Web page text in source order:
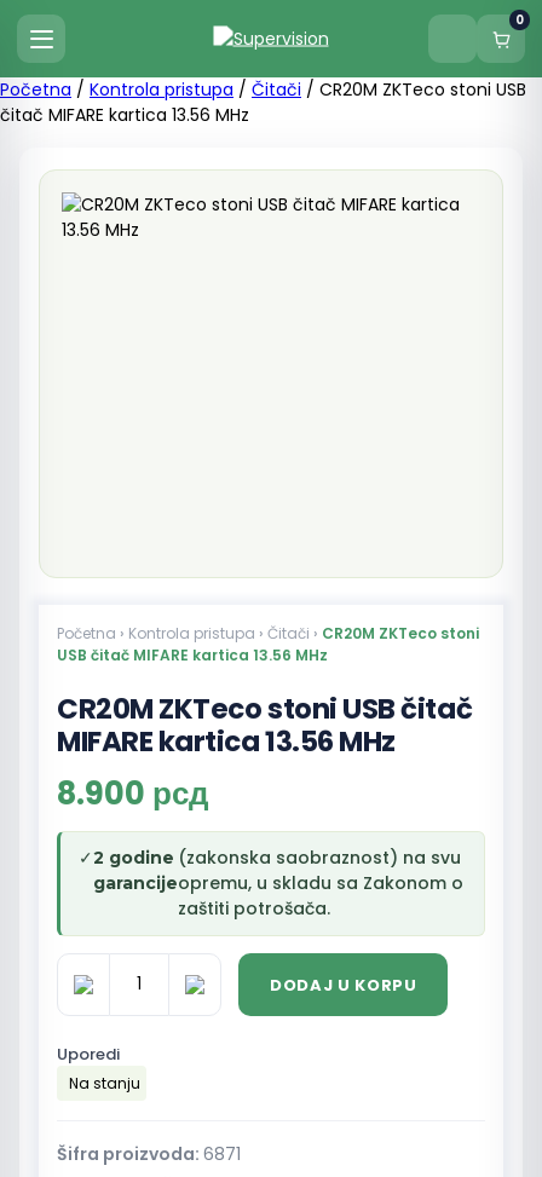
0
Početna / Kontrola pristupa / Čitači / CR20M ZKTeco stoni USB
čitač MIFARE kartica 13.56 MHz
Početna › Kontrola pristupa › Čitači › CR20M ZKTeco stoni
USB čitač MIFARE kartica 13.56 MHz
CR20M ZKTeco stoni USB čitač
MIFARE kartica 13.56 MHz
8.900 рсд
✓2 godine
garancije
(zakonska saobraznost) na svu
opremu, u skladu sa Zakonom o
zaštiti potrošača.
CR20M
ZKTeco
stoni
čitač
kartica
DODAJ U KORPU
Uporedi
Na stanju
Šifra proizvoda: 6871